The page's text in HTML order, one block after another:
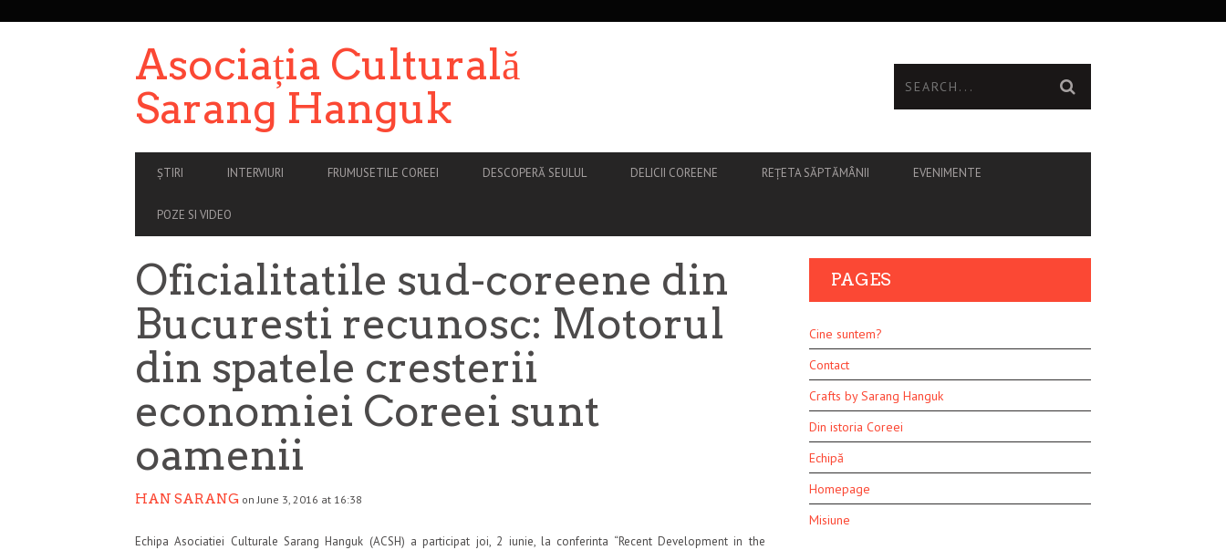
Asociația Culturală
Sarang Hanguk
PRIMARY
NAVIGATION
ȘTIRI INTERVIURI FRUMUSETILE COREEI DESCOPERĂ SEULUL DELICII COREENE REȚETA SĂPTĂMÂNII EVENIMENTE
POZE SI VIDEO
Oficialitatile sud-coreene din
Bucuresti recunosc: Motorul
din spatele cresterii
economiei Coreei sunt
oamenii
HAN SARANG on June 3, 2016 at 16:38
Echipa Asociatiei Culturale Sarang Hanguk (ACSH) a participat joi, 2 iunie, la conferinta “Recent Development in the
PAGES
Cine suntem?
Contact
Crafts by Sarang Hanguk
Din istoria Coreei
Echipă
Homepage
Misiune